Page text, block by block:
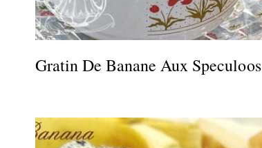
Gratin De Banane Aux Speculoos